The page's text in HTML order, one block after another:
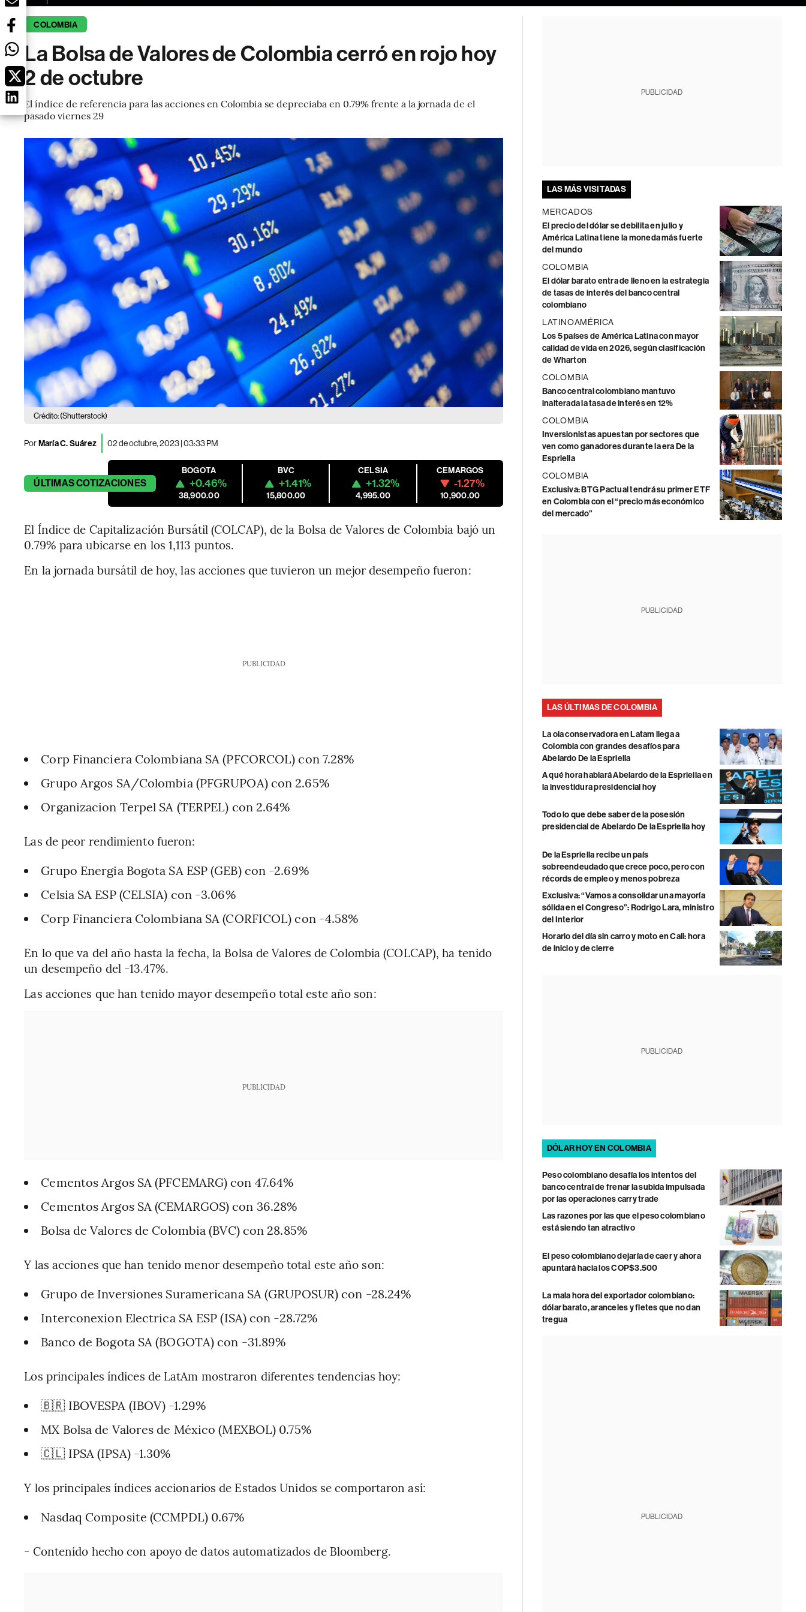
COLOMBIA
La Bolsa de Valores de Colombia cerró en rojo hoy
2 de octubre
El índice de referencia para las acciones en Colombia se depreciaba en 0.79% frente a la jornada de el
pasado viernes 29
Crédito: (Shutterstock)
PorMaría C. Suárez 02 de octubre, 2023 | 03:33 PM
ÚLTIMASCOTIZACIONES
BOGOTA
+0.46%
38,900.00
BVC
+1.41%
15,800.00
CELSIA
+1.32%
4,995.00
CEMARGOS
-1.27%
10,900.00
El Índice de Capitalización Bursátil (COLCAP), de la Bolsa de Valores de Colombia bajó un
0.79% para ubicarse en los 1,113 puntos.
En la jornada bursátil de hoy, las acciones que tuvieron un mejor desempeño fueron:
PUBLICIDAD
Corp Financiera Colombiana SA (PFCORCOL) con 7.28%
Grupo Argos SA/Colombia (PFGRUPOA) con 2.65%
Organizacion Terpel SA (TERPEL) con 2.64%
Las de peor rendimiento fueron:
Grupo Energia Bogota SA ESP (GEB) con -2.69%
Celsia SA ESP (CELSIA) con -3.06%
Corp Financiera Colombiana SA (CORFICOL) con -4.58%
En lo que va del año hasta la fecha, la Bolsa de Valores de Colombia (COLCAP), ha tenido
un desempeño del -13.47%.
Las acciones que han tenido mayor desempeño total este año son:
PUBLICIDAD
Cementos Argos SA (PFCEMARG) con 47.64%
Cementos Argos SA (CEMARGOS) con 36.28%
Bolsa de Valores de Colombia (BVC) con 28.85%
Y las acciones que han tenido menor desempeño total este año son:
Grupo de Inversiones Suramericana SA (GRUPOSUR) con -28.24%
Interconexion Electrica SA ESP (ISA) con -28.72%
Banco de Bogota SA (BOGOTA) con -31.89%
Los principales índices de LatAm mostraron diferentes tendencias hoy:
🇧🇷 IBOVESPA (IBOV) -1.29%
MX Bolsa de Valores de México (MEXBOL) 0.75%
🇨🇱 IPSA (IPSA) -1.30%
Y los principales índices accionarios de Estados Unidos se comportaron así:
Nasdaq Composite (CCMPDL) 0.67%
- Contenido hecho con apoyo de datos automatizados de Bloomberg.
PUBLICIDAD
LAS MÁS VISITADAS
MERCADOS
El precio del dólar se debilita en julio y
América Latina tiene la moneda más fuerte
del mundo
COLOMBIA
El dólar barato entra de lleno en la estrategia
de tasas de interés del banco central
colombiano
LATINOAMÉRICA
Los 5 países de América Latina con mayor
calidad de vida en 2026, según clasificación
de Wharton
COLOMBIA
Banco central colombiano mantuvo
inalterada la tasa de interés en 12%
COLOMBIA
Inversionistas apuestan por sectores que
ven como ganadores durante la era De la
Espriella
COLOMBIA
Exclusiva: BTG Pactual tendrá su primer ETF
en Colombia con el “precio más económico
del mercado”
PUBLICIDAD
LAS ÚLTIMAS DE COLOMBIA
La ola conservadora en Latam llega a
Colombia con grandes desafíos para
Abelardo De la Espriella
A qué hora hablará Abelardo de la Espriella en
la investidura presidencial hoy
Todo lo que debe saber de la posesión
presidencial de Abelardo De la Espriella hoy
De la Espriella recibe un país
sobreendeudado que crece poco, pero con
récords de empleo y menos pobreza
Exclusiva: “Vamos a consolidar una mayoría
sólida en el Congreso”: Rodrigo Lara, ministro
del Interior
Horario del día sin carro y moto en Cali: hora
de inicio y de cierre
PUBLICIDAD
DÓLAR HOY EN COLOMBIA
Peso colombiano desafía los intentos del
banco central de frenar la subida impulsada
por las operaciones carry trade
Las razones por las que el peso colombiano
está siendo tan atractivo
El peso colombiano dejaría de caer y ahora
apuntará hacia los COP$3.500
La mala hora del exportador colombiano:
dólar barato, aranceles y fletes que no dan
tregua
PUBLICIDAD